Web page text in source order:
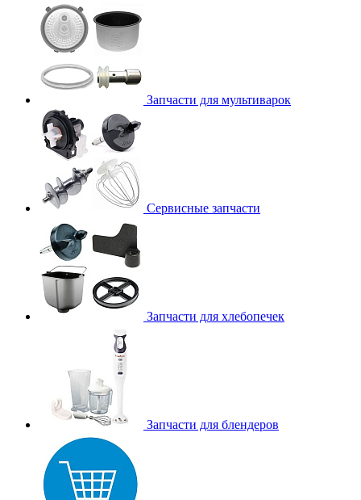
Запчасти для мультиварок
Сервисные запчасти
Запчасти для хлебопечек
Запчасти для блендеров